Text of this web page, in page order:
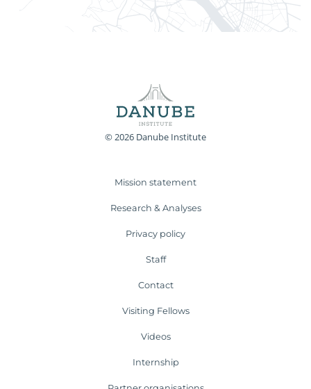
© 2026 Danube Institute
Mission statement
Research & Analyses
Privacy policy
Staff
Contact
Visiting Fellows
Videos
Internship